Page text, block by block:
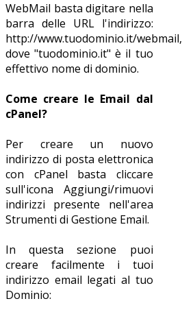
WebMail basta digitare nella
barra delle URL l'indirizzo:
http://www.tuodominio.it/webmail,
dove "tuodominio.it" è il tuo
effettivo nome di dominio.
Come creare le Email dal
cPanel?
Per creare un nuovo
indirizzo di posta elettronica
con cPanel basta cliccare
sull'icona Aggiungi/rimuovi
indirizzi presente nell'area
Strumenti di Gestione Email.
In questa sezione puoi
creare facilmente i tuoi
indirizzo email legati al tuo
Dominio: